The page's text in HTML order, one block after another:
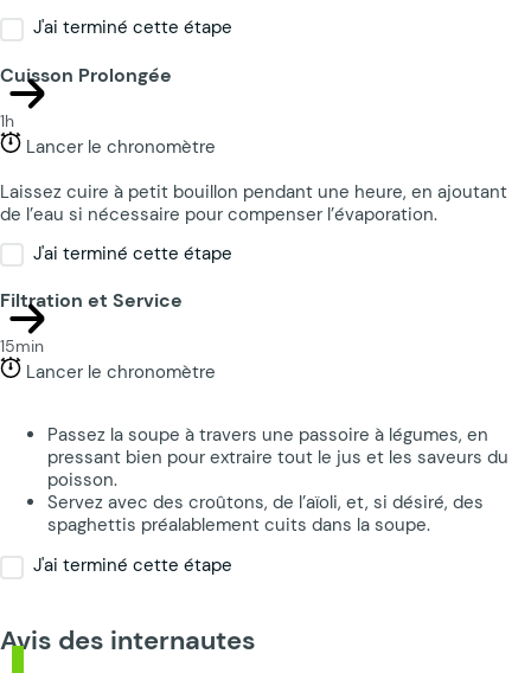
J'ai terminé cette étape
Cuisson Prolongée
1h
Lancer le chronomètre
Laissez cuire à petit bouillon pendant une heure, en ajoutant
de l’eau si nécessaire pour compenser l’évaporation.
J'ai terminé cette étape
Filtration et Service
15min
Lancer le chronomètre
Passez la soupe à travers une passoire à légumes, en
pressant bien pour extraire tout le jus et les saveurs du
poisson.
Servez avec des croûtons, de l’aïoli, et, si désiré, des
spaghettis préalablement cuits dans la soupe.
J'ai terminé cette étape
Avis des internautes